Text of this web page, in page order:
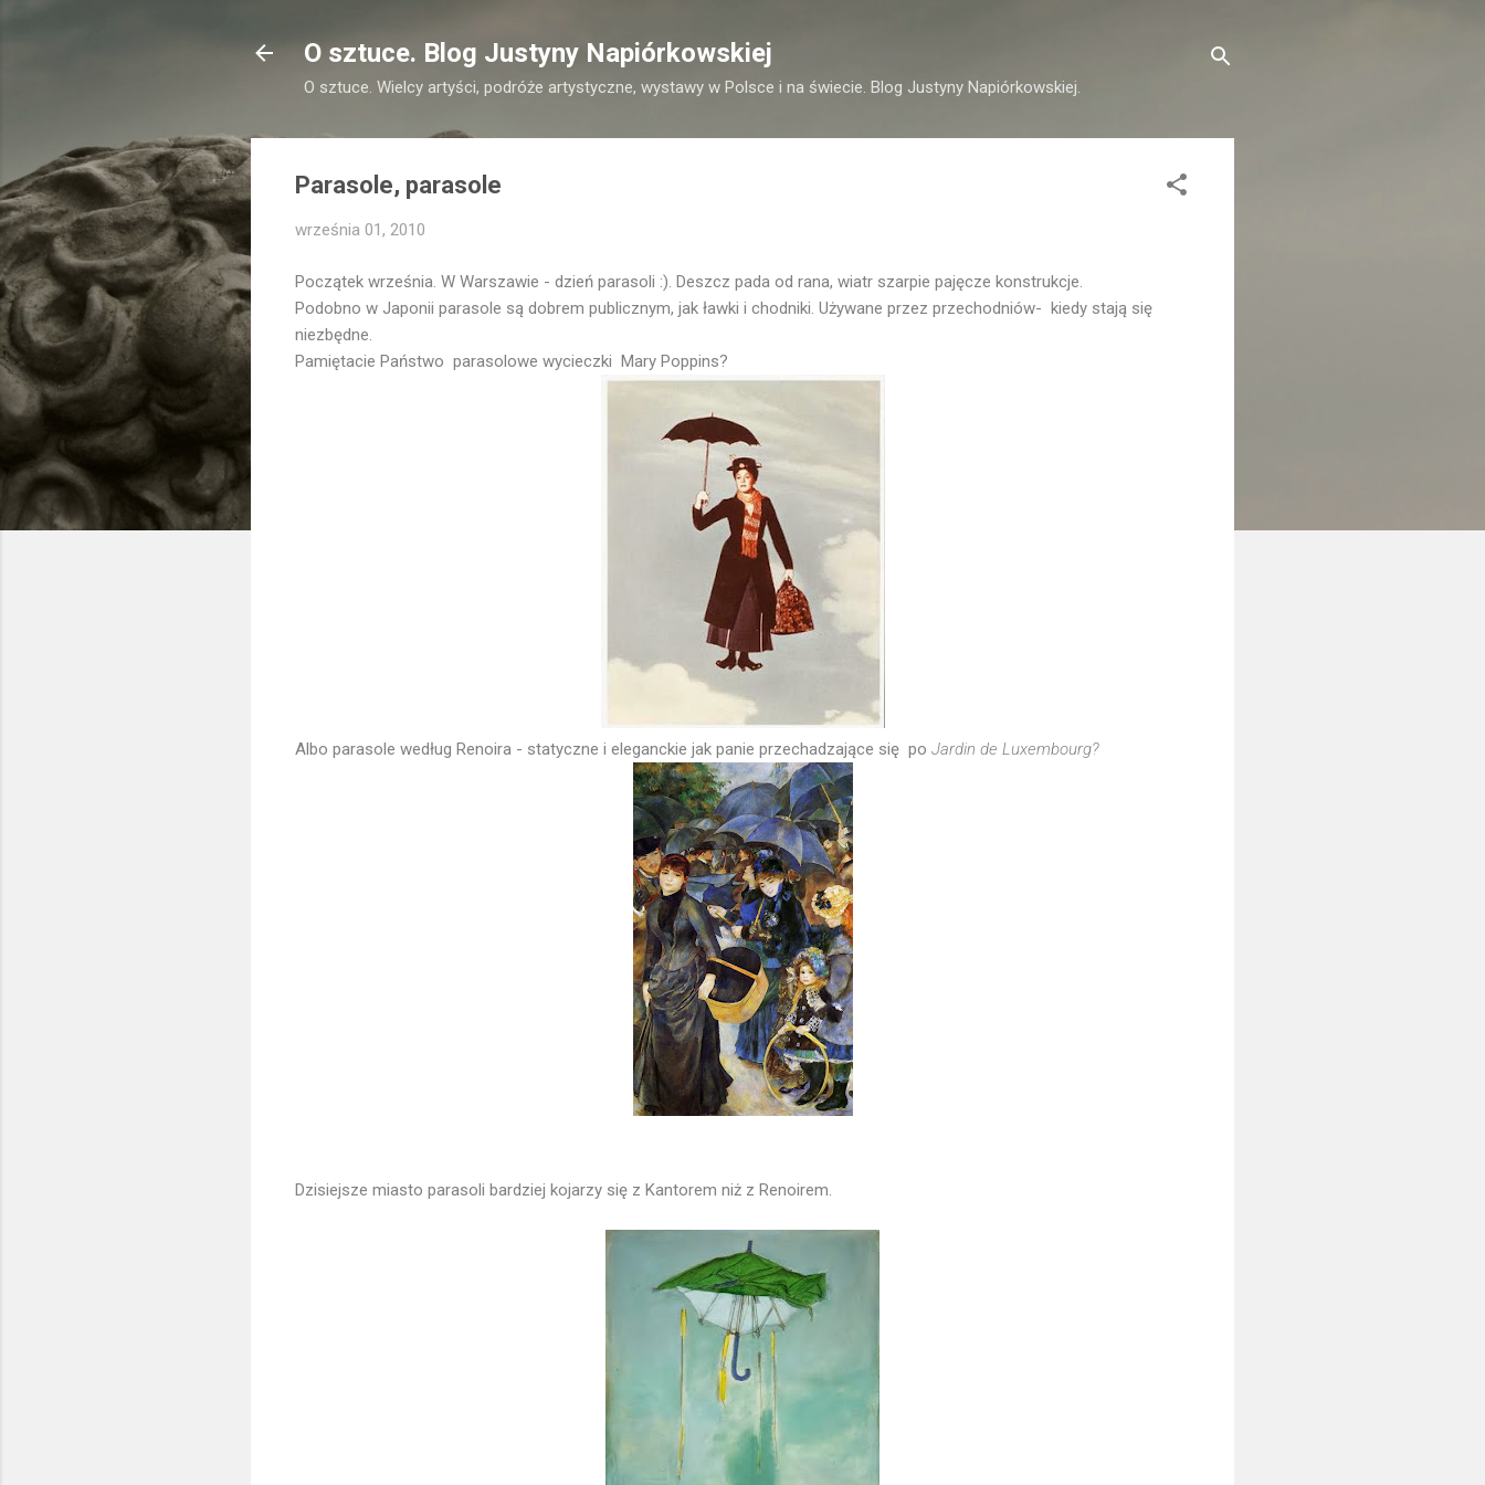
O sztuce. Blog Justyny Napiórkowskiej
O sztuce. Wielcy artyści, podróże artystyczne, wystawy w Polsce i na świecie. Blog Justyny Napiórkowskiej.
Parasole, parasole
września 01, 2010
Początek września. W Warszawie - dzień parasoli :). Deszcz pada od rana, wiatr szarpie pajęcze konstrukcje.
Podobno w Japonii parasole są dobrem publicznym, jak ławki i chodniki. Używane przez przechodniów- kiedy stają się
niezbędne.
Pamiętacie Państwo parasolowe wycieczki Mary Poppins?
Albo parasole według Renoira - statyczne i eleganckie jak panie przechadzające się po Jardin de Luxembourg?
Dzisiejsze miasto parasoli bardziej kojarzy się z Kantorem niż z Renoirem.